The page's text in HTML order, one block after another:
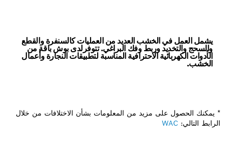
يشمل العمل في الخشب العديد من العمليات كالسنفرة والقطع
والسحج والتخديد وربط وفك البراغي. تتوفرلدى بوش باقة من
الأدوات الكهربائية الاحترافية المناسبة لتطبيقات النجارة وأعمال
الخشب.
* يمكنك الحصول على مزيد من المعلومات بشأن الاختلافات من خلال
الرابط التالي: WAC